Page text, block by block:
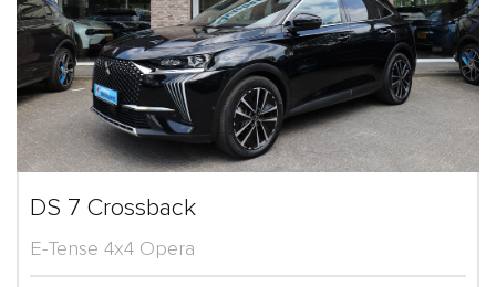
DS 7 Crossback
E-Tense 4x4 Opera